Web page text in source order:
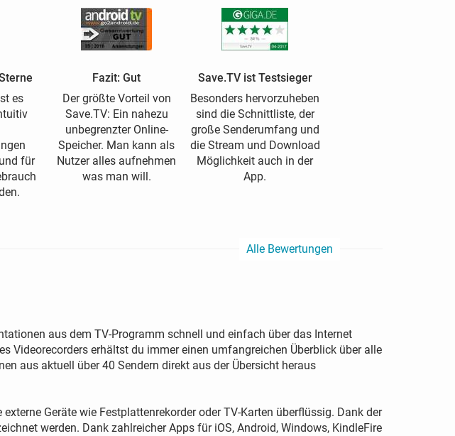
es
für
Fazit: Gut
Der größte Vorteil von
Save.TV: Ein nahezu
unbegrenzter Online-
Speicher. Man kann als
Nutzer alles aufnehmen
was man will.
Save.TV ist Testsieger
Besonders hervorzuheben
sind die Schnittliste, der
große Senderumfang und
die Stream und Download
Möglichkeit auch in der
App.
Alle Bewertungen
aus dem TV-Programm schnell und einfach über das Internet
Videorecorders erhältst du immer einen umfangreichen Überblick über alle
aus aktuell über 40 Sendern direkt aus der Übersicht heraus
Geräte wie Festplattenrekorder oder TV-Karten überflüssig. Dank der
werden. Dank zahlreicher Apps für iOS, Android, Windows, KindleFire